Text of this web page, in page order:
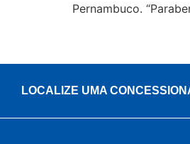
Pernambuco.
LOCALIZE UMA